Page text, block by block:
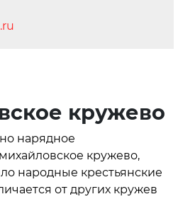
кружево
нарядное
кружево,
народные крестьянские
от других кружев